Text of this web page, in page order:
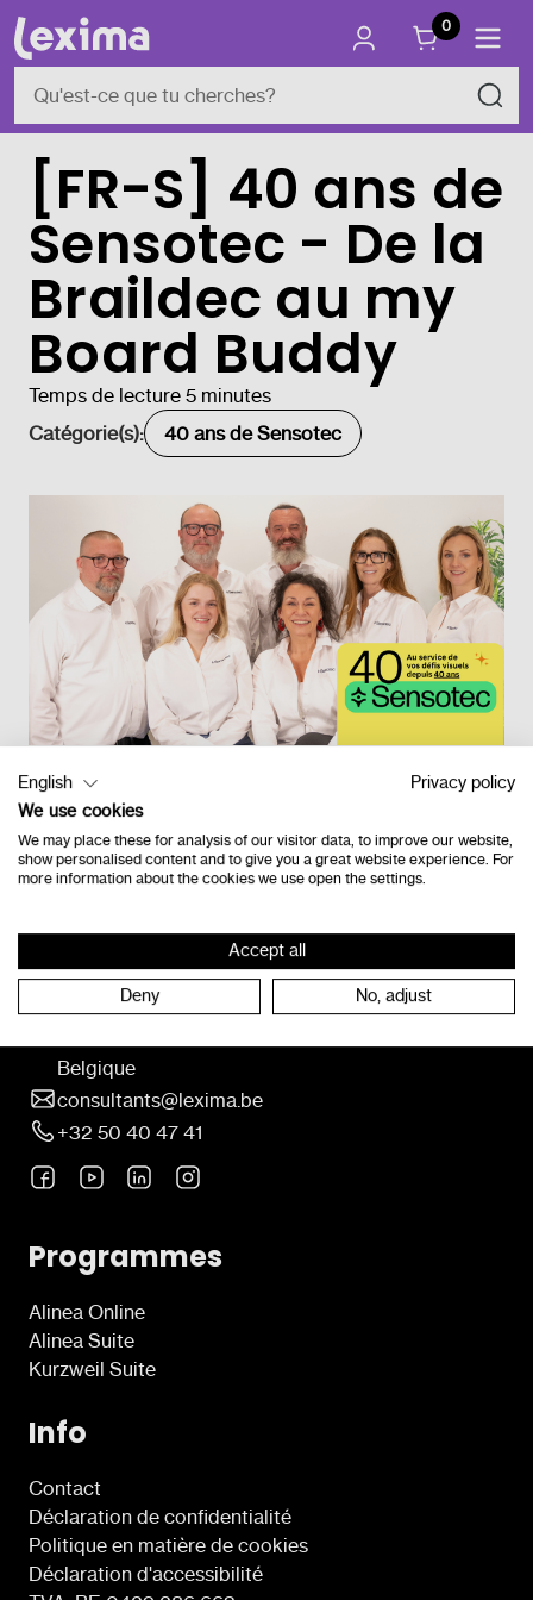
0
[FR-S] 40 ans de
Sensotec - De la
Braildec au my
Board Buddy
Temps de lecture 5 minutes
Catégorie(s):
40 ans de Sensotec
Contact
Vlamingveld 8
Belgique
consultants@lexima.be
+32 50 40 47 41
Programmes
Alinea Online
Alinea Suite
Kurzweil Suite
Info
Contact
Déclaration de confidentialité
Politique en matière de cookies
Déclaration d'accessibilité
English
Privacy policy
We use cookies
We may place these for analysis of our visitor data, to improve our website,
show personalised content and to give you a great website experience. For
more information about the cookies we use open the settings.
Accept all
Deny No, adjust